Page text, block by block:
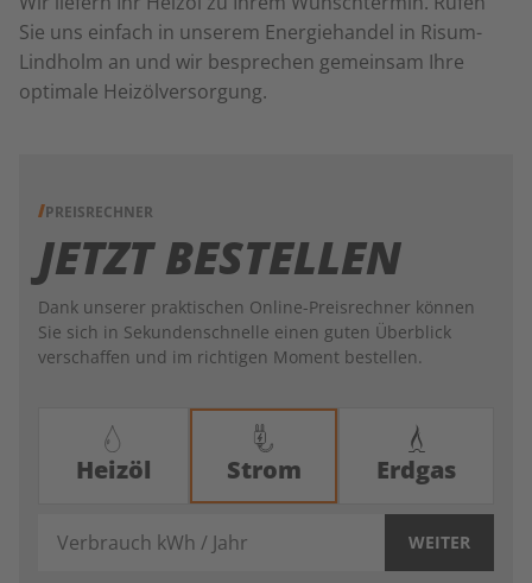
Sie uns einfach in unserem Energiehandel in Risum-
Lindholm an und wir besprechen gemeinsam Ihre
optimale Heizölversorgung.
PREISRECHNER
JETZT BESTELLEN
Dank unserer praktischen Online-Preisrechner können
Sie sich in Sekundenschnelle einen guten Überblick
verschaffen und im richtigen Moment bestellen.
Heizöl Strom Erdgas
WEITER